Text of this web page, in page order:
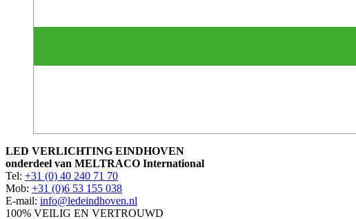
LED VERLICHTING EINDHOVEN
onderdeel van MELTRACO International
Tel: +31 (0) 40 240 71 70
Mob: +31 (0)6 53 155 038
E-mail: info@ledeindhoven.nl
100% VEILIG EN VERTROUWD